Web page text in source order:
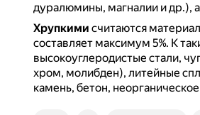
дуралюмины, магналии и др.),
Хрупкими считаются
составляет максимум 5%. К
высокоуглеродистые стали,
хром, молибден), литейные
камень, бетон,